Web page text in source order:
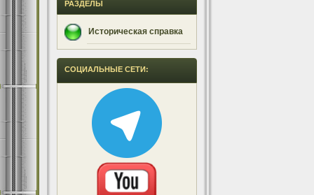
РАЗДЕЛЫ
Историческая справка
СОЦИАЛЬНЫЕ СЕТИ: